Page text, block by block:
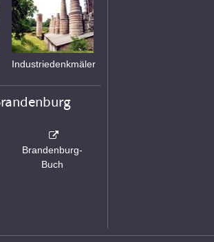
Industriedenkmäler
Brandenburg-
Buch